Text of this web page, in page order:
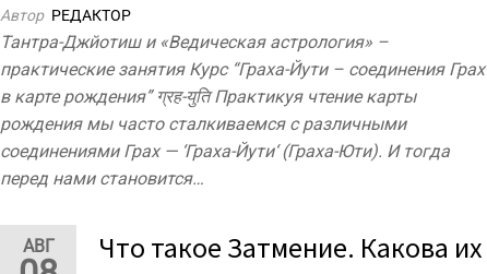
Автор РЕДАКТОР
Тантра-Джйотиш и «Ведическая астрология» –
практические занятия Курс “Граха-Йути – соединения Грах
в карте рождения” ग्रह-युति Практикуя чтение карты
рождения мы часто сталкиваемся с различными
соединениями Грах — ‘Граха-Йути‘ (Граха-Юти). И тогда
перед нами становится…
АВГ
Что такое Затмение. Какова их